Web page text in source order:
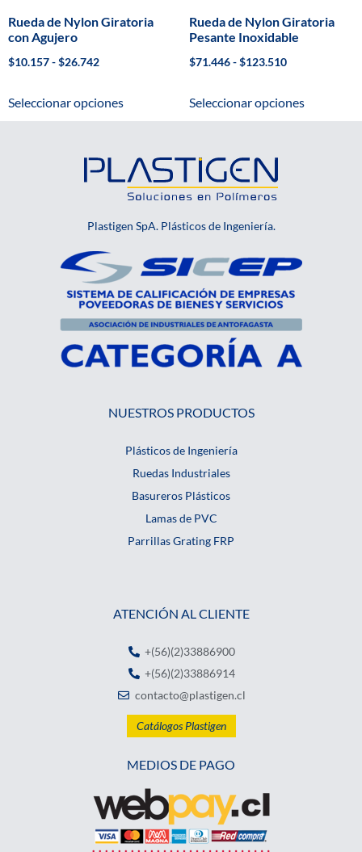
Rueda de Nylon Giratoria
con Agujero
$10.157-$26.742
Seleccionar opciones
Rueda de Nylon Giratoria
Pesante Inoxidable
$71.446-$123.510
Seleccionar opciones
Plastigen SpA. Plásticos de Ingeniería.
NUESTROS PRODUCTOS
Plásticos de Ingeniería
Ruedas Industriales
Basureros Plásticos
Lamas de PVC
Parrillas Grating FRP
ATENCIÓN AL CLIENTE
+(56)(2)33886900
+(56)(2)33886914
contacto@plastigen.cl
Catálogos Plastigen
MEDIOS DE PAGO